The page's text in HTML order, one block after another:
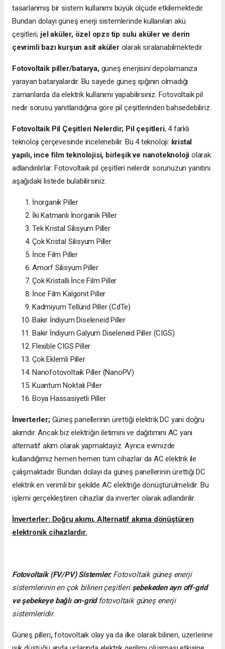
tasarlanmış bir sistem kullanımı büyük ölçüde etkilemektedir.
Bundan dolayı güneş enerji sistemlerinde kullanılan akü
çeşitleri; jel aküler, özel opzs tip sulu aküler ve derin
çevrimli bazı kurşun asit akülerolarak sıralanabilmektedir.
Fotovoltaik piller/batarya,güneş enerjisini depolamanıza
yarayan bataryalardır. Bu sayede güneş ışığının olmadığı
zamanlarda da elektrik kullanımı yapabilirsiniz. Fotovoltaik pil
nedir sorusu yanıtlandığına göre pil çeşitlerinden bahsedebiliriz.
Fotovoltaik Pil Çeşitleri Nelerdir; Pil çeşitleri, 4 farklı
teknoloji çerçevesinde incelenebilir. Bu 4 teknoloji: kristal
yapılı, ince film teknolojisi, birleşik ve nanoteknoloji olarak
adlandırılırlar. Fotovoltaik pil çeşitleri nelerdir sorunuzun yanıtını
aşağıdaki listede bulabilirsiniz.
İnorganik Piller
İki Katmanlı İnorganik Piller
Tek Kristal Silisyum Piller
Çok Kristal Silisyum Piller
İnce Film Piller
Amorf Silisyum Piller
Çok Kristalli İnce Film Piller
İnce Film Kalgonit Piller
Kadmiyum Tellürid Piller (CdTe)
Bakır İndiyum Diseleneid Piller
Bakır İndiyum Galyum Diseleneid Piller (CIGS)
Flexible CIGS Piller
Çok Eklemli Piller
Nanofotovoltaik Piller (NanoPV)
Kuantum Noktalı Piller
Boya Hassasiyetli Piller
İnverterler;Güneş panellerinin ürettiği elektrik DC yani doğru
akımdır. Ancak biz elektriğin iletimini ve dağıtımını AC yani
alternatif akım olarak yapmaktayız. Ayrıca evimizde
kullandığımız hemen hemen tüm cihazlar da AC elektrik ile
çalışmaktadır. Bundan dolayı da güneş panellerinin ürettiği DC
elektrik en verimli bir şekilde AC elektriğe dönüştürülmelidir. Bu
işlemi gerçekleştiren cihazlar da inverter olarak adlandırılır.
İnverterler: Doğru akımı, Alternatif akıma dönüştüren
elektronik cihazlardır.
Fotovoltaik (FV/PV) Sistemler; Fotovoltaik güneş enerji
sistemlerinin en çok bilinen çeşitleri şebekeden ayrı off-grid
ve şebekeye bağlı on-gridfotovoltaik güneş enerji
sistemleridir.
Güneş pilleri,fotovoltaik olay ya da ilke olarak bilinen, üzerlerine